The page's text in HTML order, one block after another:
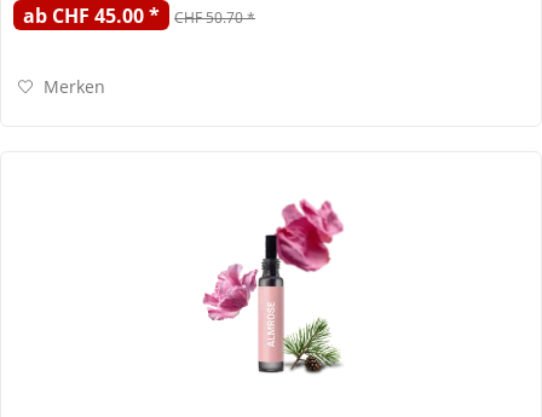
ab CHF 45.00 * CHF 50.70 *
Merken